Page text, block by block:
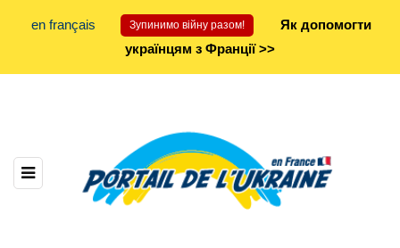
en français Зупинимо війну разом!
Як допомогти
українцям з Франції >>